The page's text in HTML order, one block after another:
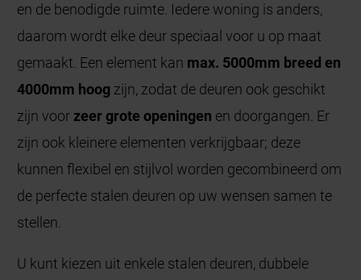
en de benodigde ruimte. Iedere woning is anders,
daarom wordt elke deur speciaal voor u op maat
gemaakt. Een element kan max. 5000mm breed en
4000mm hoog zijn, zodat de deuren ook geschikt
zijn voor zeer grote openingen en doorgangen. Er
zijn ook kleinere elementen verkrijgbaar; deze
kunnen flexibel en stijlvol worden gecombineerd om
de perfecte stalen deuren op uw wensen samen te
stellen.
U kunt kiezen uit enkele stalen deuren, dubbele